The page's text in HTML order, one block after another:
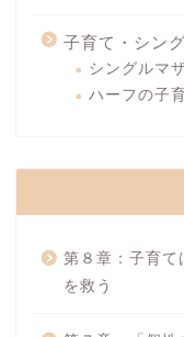
子育て・シン
シングルマ
ハーフの子
第８章：子育て
を救う